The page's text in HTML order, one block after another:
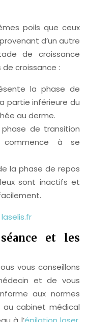
poils que ceux
d’un autre
de croissance
croissance :
la phase de
partie inférieure du
au derme.
phase de transition
à se
la phase de repos
sont inactifs et
laselis.fr
et les
vous conseillons
et de vous
aux normes
au cabinet médical